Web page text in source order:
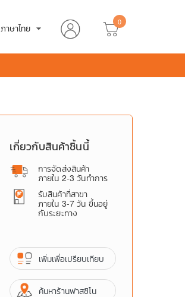
ภาษาไทย arrow_drop_down
0
เกี่ยวกับสินค้าชิ้นนี้
การจัดส่งสินค้า
ภายใน 2-3 วันทำการ
รับสินค้าที่สาขา
ภายใน 3-7 วัน ขึ้นอยู่
กับระยะทาง
เพิ่มเพื่อเปรียบเทียบ
ค้นหาร้านฟาสซิโน